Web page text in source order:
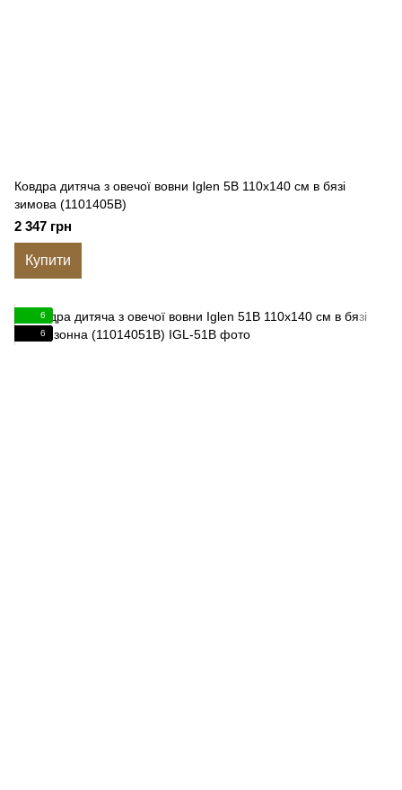
Ковдра дитяча з овечої вовни Iglen 5B 110x140 см в бязі
зимова (1101405B)
2 347 грн
Купити
6
6